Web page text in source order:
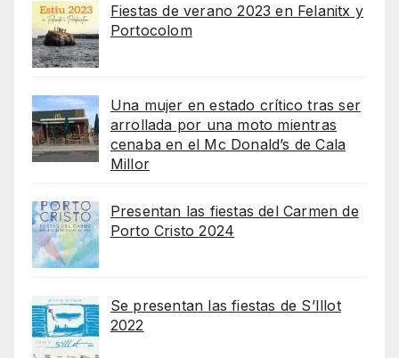
Fiestas de verano 2023 en Felanitx y
Portocolom
Una mujer en estado crítico tras ser
arrollada por una moto mientras
cenaba en el Mc Donald’s de Cala
Millor
Presentan las fiestas del Carmen de
Porto Cristo 2024
Se presentan las fiestas de S’Illot
2022